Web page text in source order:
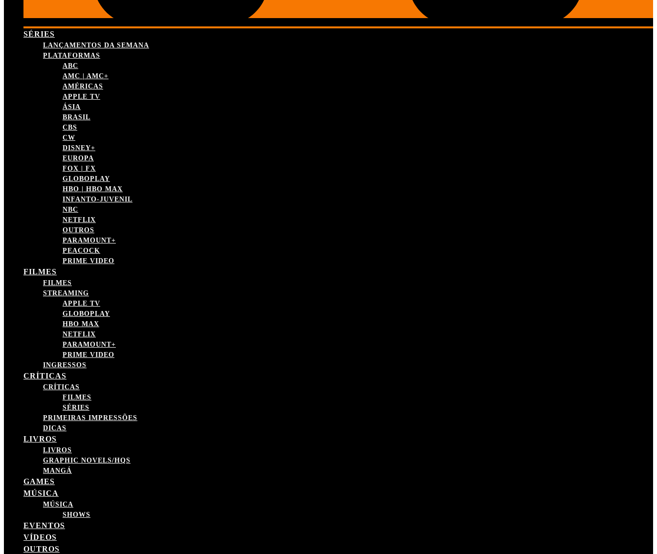
SÉRIES
LANÇAMENTOS DA SEMANA
PLATAFORMAS
ABC
AMC | AMC+
AMÉRICAS
APPLE TV
ÁSIA
BRASIL
CBS
CW
DISNEY+
EUROPA
FOX | FX
GLOBOPLAY
HBO | HBO MAX
INFANTO-JUVENIL
NBC
NETFLIX
OUTROS
PARAMOUNT+
PEACOCK
PRIME VIDEO
FILMES
FILMES
STREAMING
APPLE TV
GLOBOPLAY
HBO MAX
NETFLIX
PARAMOUNT+
PRIME VIDEO
INGRESSOS
CRÍTICAS
CRÍTICAS
FILMES
SÉRIES
PRIMEIRAS IMPRESSÕES
DICAS
LIVROS
LIVROS
GRAPHIC NOVELS/HQS
MANGÁ
GAMES
MÚSICA
MÚSICA
SHOWS
EVENTOS
VÍDEOS
OUTROS